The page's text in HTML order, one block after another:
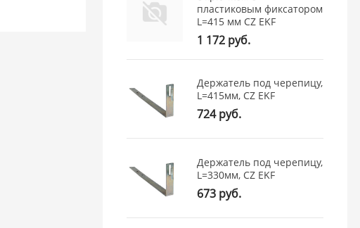
пластиковым фиксатором
L=415 мм CZ EKF
1 172 руб.
Держатель под черепицу,
L=415мм, CZ EKF
724 руб.
Держатель под черепицу,
L=330мм, CZ EKF
673 руб.